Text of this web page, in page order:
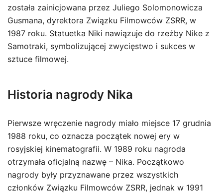
została zainicjowana przez Juliego Solomonowicza
Gusmana, dyrektora Związku Filmowców ZSRR, w
1987 roku. Statuetka Niki nawiązuje do rzeźby Nike z
Samotraki, symbolizującej zwycięstwo i sukces w
sztuce filmowej.
Historia nagrody Nika
Pierwsze wręczenie nagrody miało miejsce 17 grudnia
1988 roku, co oznacza początek nowej ery w
rosyjskiej kinematografii. W 1989 roku nagroda
otrzymała oficjalną nazwę – Nika. Początkowo
nagrody były przyznawane przez wszystkich
członków Związku Filmowców ZSRR, jednak w 1991